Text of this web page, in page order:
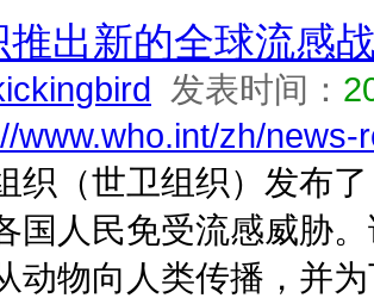
推出新的全球流感
发表时间：
www.who.int/zh/
织（世卫组织）发布
国人民免受流感威胁
动物向人类传播，并